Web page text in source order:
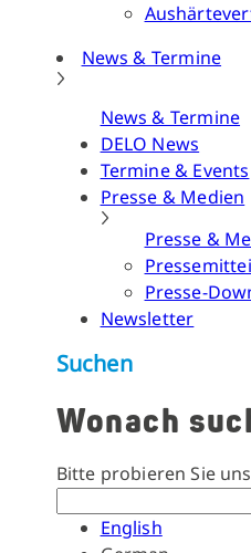
News & Termine
News & Termine
DELO News
Termine & Events
Presse & Medien
Presse &
Presse-
Newsletter
Suchen
Wonach
Bitte probieren Sie
English